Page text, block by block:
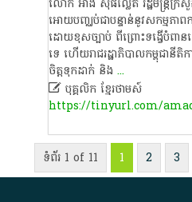
អោយ​បញ្ឈប់​ជា​បន្ទាន់​នូវ​សកម្មភាព​ក
ដោយ​ខុសច្បាប់​ ពីព្រោះ​ទ​ង្វើ​បំពា
ទេ​ ហើយ​រាជរដ្ឋាភិបាល​កម្ពុជា​
ចិត្តទុកដាក់​ និង ...
បុគ្គលិក​ ខ្មែរ​ថា​ម​ស៍​
https://tinyurl.com/
ទំព័រ 1 of 11 1 2 3